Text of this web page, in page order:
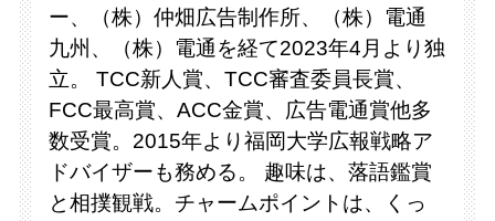
ー、（株）仲畑広告制作所、（株）電通
九州、（株）電通を経て2023年4月より独
立。 TCC新人賞、TCC審査委員長賞、
FCC最高賞、ACC金賞、広告電通賞他多
数受賞。2015年より福岡大学広報戦略ア
ドバイザーも務める。 趣味は、落語鑑賞
と相撲観戦。チャームポイントは、くっ